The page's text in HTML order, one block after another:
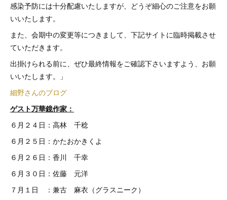
感染予防には十分配慮いたしますが、どうぞ細心のご注意をお願
いいたします。
また、会期中の変更等につきまして、下記サイトに臨時掲載させ
ていただきます。
出掛けられる前に、ぜひ最終情報をご確認下さいますよう、お願
いいたします。」
細野さんのブログ
ゲスト万華鏡作家：
６月２４日：高林 千稔
６月２５日：かたおかきくよ
６月２６日：香川 千幸
６月３０日：佐藤 元洋
７月１日 ：兼古 麻衣（グラスニーク）